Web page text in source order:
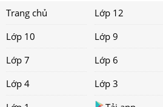
Trang chủ Lớp 12
Lớp 10
Lớp 9
Lớp 7
Lớp 6
Lớp 4
Lớp 3